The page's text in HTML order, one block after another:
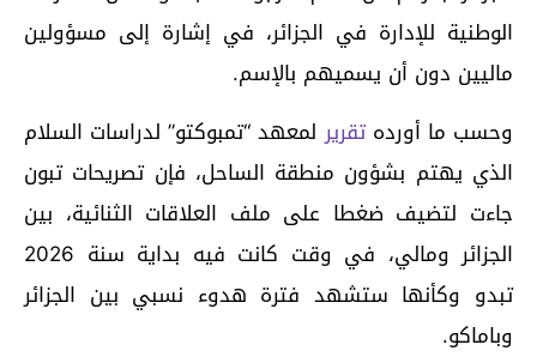
الوطنية للإدارة في الجزائر، في إشارة إلى مسؤولين
ماليين دون أن يسميهم بالإسم.
وحسب ما أوردهتقريرلمعهد “تمبوكتو” لدراسات السلام
الذي يهتم بشؤون منطقة الساحل، فإن تصريحات تبون
جاءت لتضيف ضغطا على ملف العلاقات الثنائية، بين
الجزائر ومالي، في وقت كانت فيه بداية سنة 2026
تبدو وكأنها ستشهد فترة هدوء نسبي بين الجزائر
وباماكو.